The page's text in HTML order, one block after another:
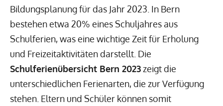
Bildungsplanung für das Jahr 2023. In Bern
bestehen etwa 20% eines Schuljahres aus
Schulferien, was eine wichtige Zeit für Erholung
und Freizeitaktivitäten darstellt. Die
Schulferienübersicht Bern 2023zeigt die
unterschiedlichen Ferienarten, die zur Verfügung
stehen. Eltern und Schüler können somit